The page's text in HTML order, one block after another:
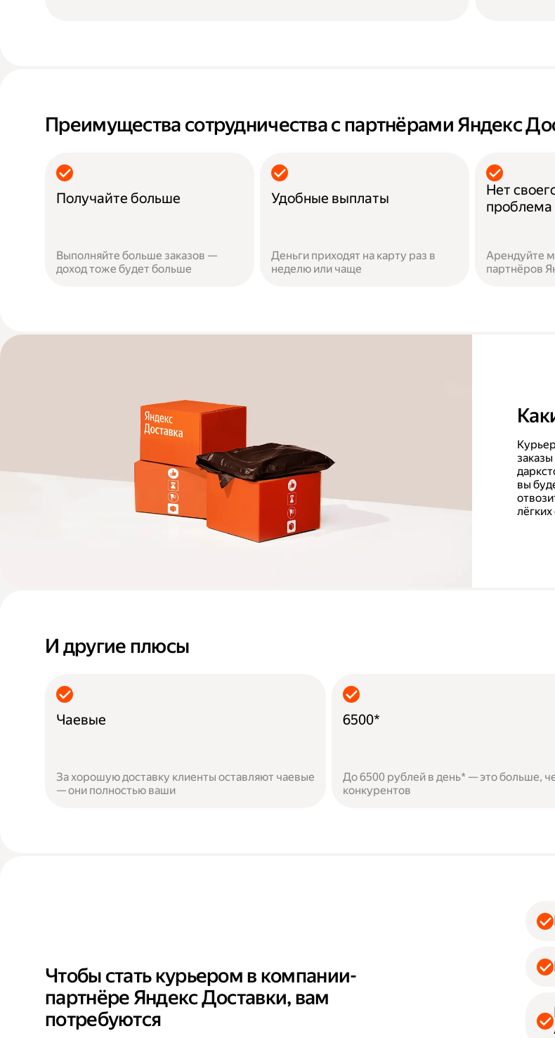
Преимущества сотрудничества с партнёрами Яндекс
Получайте больше
Выполняйте больше заказов —
доход тоже будет больше
Удобные выплаты
Деньги приходят на карту раз в
неделю или чаще
Нет
проблема
Арендуйте
партнёров
вы
И другие плюсы
Чаевые
За хорошую доставку клиенты оставляют чаевые
— они полностью ваши
6500*
До 6500 рублей в день* — это больше,
конкурентов
Чтобы стать курьером в компании-
партнёре Яндекс Доставки, вам
потребуются